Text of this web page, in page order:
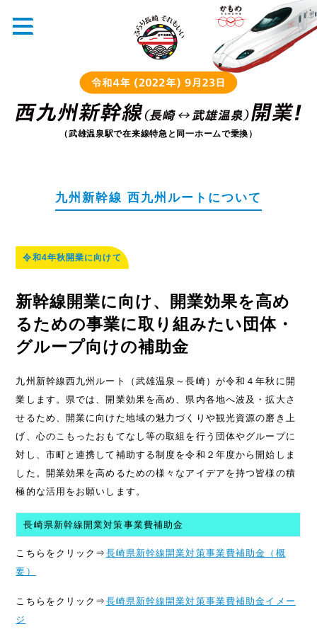
（武雄温泉駅で在来線特急と同一ホームで乗換）
九州新幹線 西九州ルートについて
令和4年秋開業に向けて
新幹線開業に向け、開業効果を高め
るための事業に取り組みたい団体・
グループ向けの補助金
九州新幹線西九州ルート（武雄温泉～長崎）が令和４年秋に開
業します。県では、開業効果を高め、県内各地へ波及・拡大さ
せるため、開業に向けた地域の魅力づくりや観光資源の磨き上
げ、心のこもったおもてなし等の取組を行う団体やグループに
対し、市町と連携して補助する制度を令和２年度から開始しま
した。開業効果を高めるための様々なアイデアを持つ皆様の積
極的な活用をお願いします。
長崎県新幹線開業対策事業費補助金
こちらをクリック⇒ 長崎県新幹線開業対策事業費補助金（概
要）
こちらをクリック⇒ 長崎県新幹線開業対策事業費補助金イメー
ジ